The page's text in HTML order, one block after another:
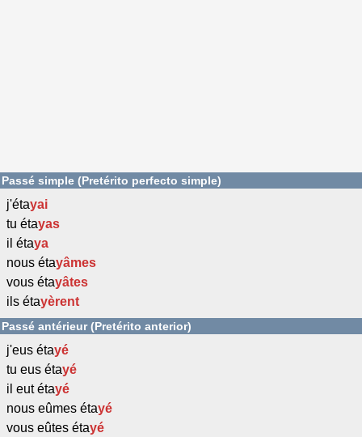
Passé simple (Pretérito perfecto simple)
j'étayai
tu étayas
il étaya
nous étayâmes
vous étayâtes
ils étayèrent
Passé antérieur (Pretérito anterior)
j'eus étayé
tu eus étayé
il eut étayé
nous eûmes étayé
vous eûtes étayé